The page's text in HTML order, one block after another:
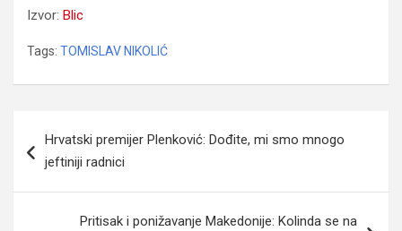
Izvor: Blic
Tags: TOMISLAV NIKOLIĆ
članaka
Hrvatski premijer Plenković: Dođite, mi smo mnogo
jeftiniji radnici
Pritisak i ponižavanje Makedonije: Kolinda se na